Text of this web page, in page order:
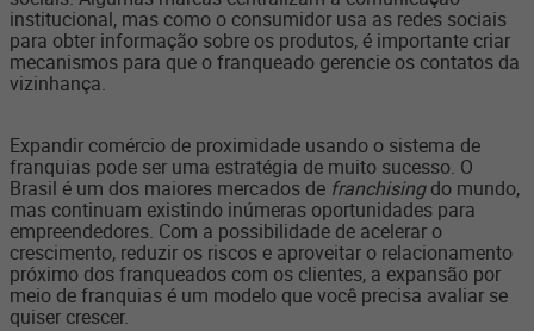
institucional, mas como o consumidor usa as redes sociais
para obter informação sobre os produtos, é importante criar
mecanismos para que o franqueado gerencie os contatos da
vizinhança.
Expandir comércio de proximidade usando o sistema de
franquias pode ser uma estratégia de muito sucesso. O
Brasil é um dos maiores mercados de franchisingdo mundo,
mas continuam existindo inúmeras oportunidades para
empreendedores. Com a possibilidade de acelerar o
crescimento, reduzir os riscos e aproveitar o relacionamento
próximo dos franqueados com os clientes, a expansão por
meio de franquias é um modelo que você precisa avaliar se
quiser crescer.